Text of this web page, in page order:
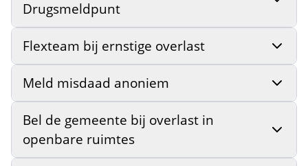
Drugsmeldpunt
Flexteam bij ernstige overlast
Meld misdaad anoniem
Bel de gemeente bij overlast in
openbare ruimtes